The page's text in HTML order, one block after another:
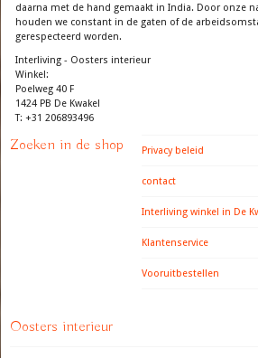
daarna met de hand gemaakt in India. Door onze
houden we constant in de gaten of de
gerespecteerd worden.
Interliving - Oosters interieur
Winkel:
Poelweg 40 F
1424 PB De Kwakel
T: +31 206893496
Zoeken in de shop Privacy beleid
contact
Interliving winkel in De
Klantenservice
Vooruitbestellen
Oosters interieur